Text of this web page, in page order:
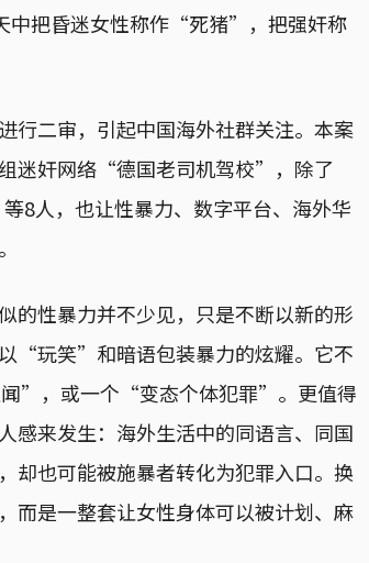
中把昏迷女性称作“死猪”，把强奸称
行二审，引起中国海外社群关注。本案
迷奸网络“德国老司机驾校”，除了
8人，也让性暴力、数字平台、海外华
的性暴力并不少见，只是不断以新的形
“玩笑”和暗语包装暴力的炫耀。它不
”，或一个“变态个体犯罪”。更值得
感来发生：海外生活中的同语言、同国
却也可能被施暴者转化为犯罪入口。换
而是一整套让女性身体可以被计划、麻